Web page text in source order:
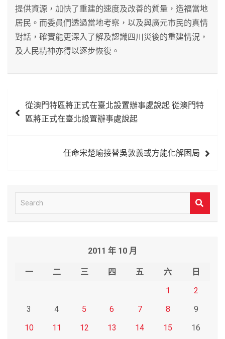
提供資源，加快了重建的速度及改善的質量，造福當地
居民。而委員們透過當地考察，以及與廣元市民的真情
對話，確實能更深入了解及認識四川災後的重建情況，
及人民精神亦得以逐步恢復。
章 從澳門特區將正式在臺北設置辦事處說起 從澳門特
區將正式在臺北設置辦事處說起
任命宋楚瑜接替吳敦義或方能化解困局
e
2011 年 10 月
一 二 三 四 五 六
日
1
2
3
4 5 6 7 8
9
10
11 12 13 14 15 16